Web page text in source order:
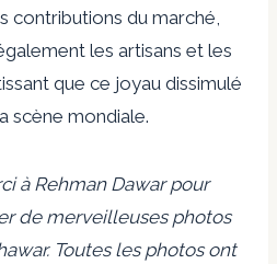
contributions du marché,
les artisans et les
que ce joyau dissimulé
scène mondiale.
à Rehman Dawar pour
de merveilleuses photos
Toutes les photos ont